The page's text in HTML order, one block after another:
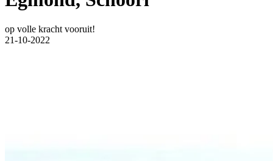
op volle kracht vooruit!
21-10-2022